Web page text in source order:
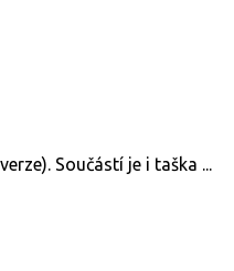
Součástí je i taška ...